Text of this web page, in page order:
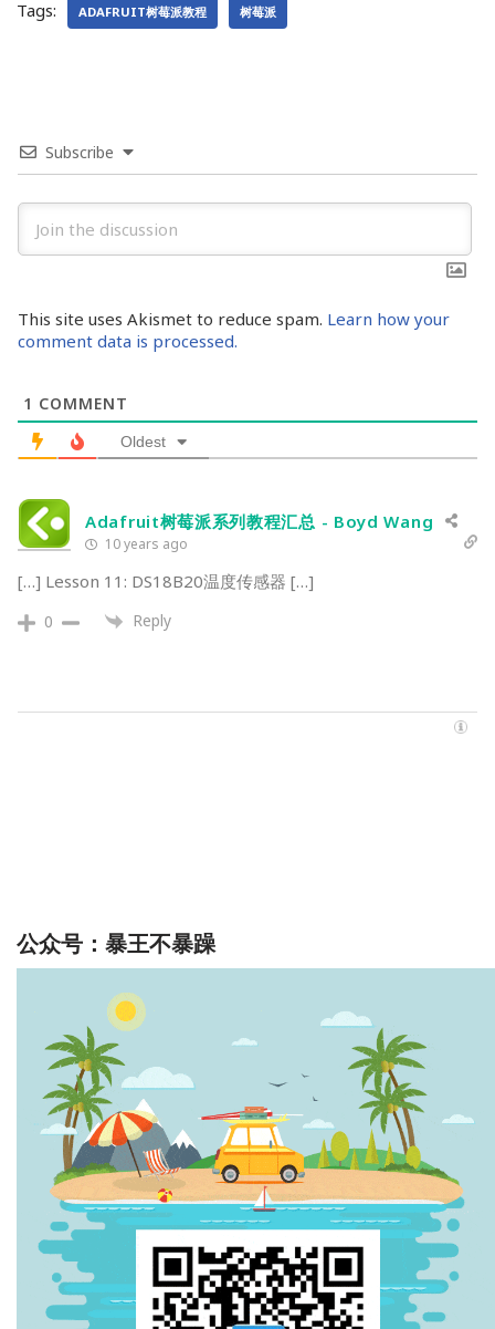
Tags: ADAFRUIT树莓派教程 树莓派
Subscribe
This site uses Akismet to reduce spam. Learn how your
comment data is processed.
1 COMMENT
Oldest
Adafruit树莓派系列教程汇总 - Boyd Wang
10 years ago
[…] Lesson 11: DS18B20温度传感器 […]
0 Reply
公众号：暴王不暴躁